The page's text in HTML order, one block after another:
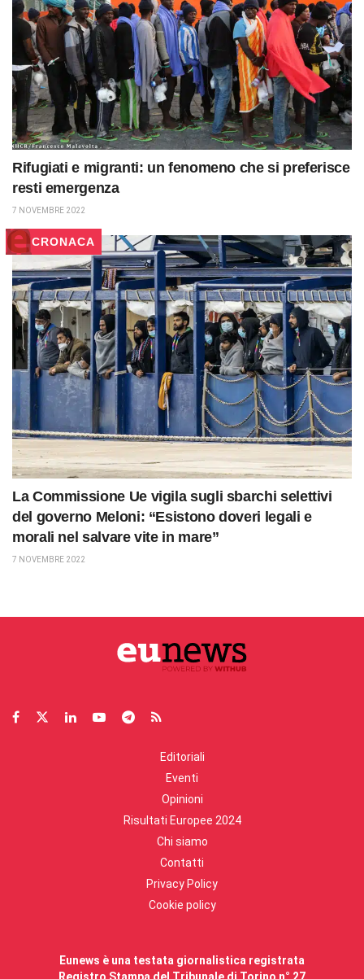
Rifugiati e migranti: un fenomeno che si preferisce
resti emergenza
7 NOVEMBRE 2022
CRONACA
La Commissione Ue vigila sugli sbarchi selettivi
del governo Meloni: “Esistono doveri legali e
morali nel salvare vite in mare”
7 NOVEMBRE 2022
Editoriali
Eventi
Opinioni
Risultati Europee 2024
Chi siamo
Contatti
Privacy Policy
Cookie policy
Eunews è una testata giornalistica registrata
Registro Stampa del Tribunale di Torino n° 27